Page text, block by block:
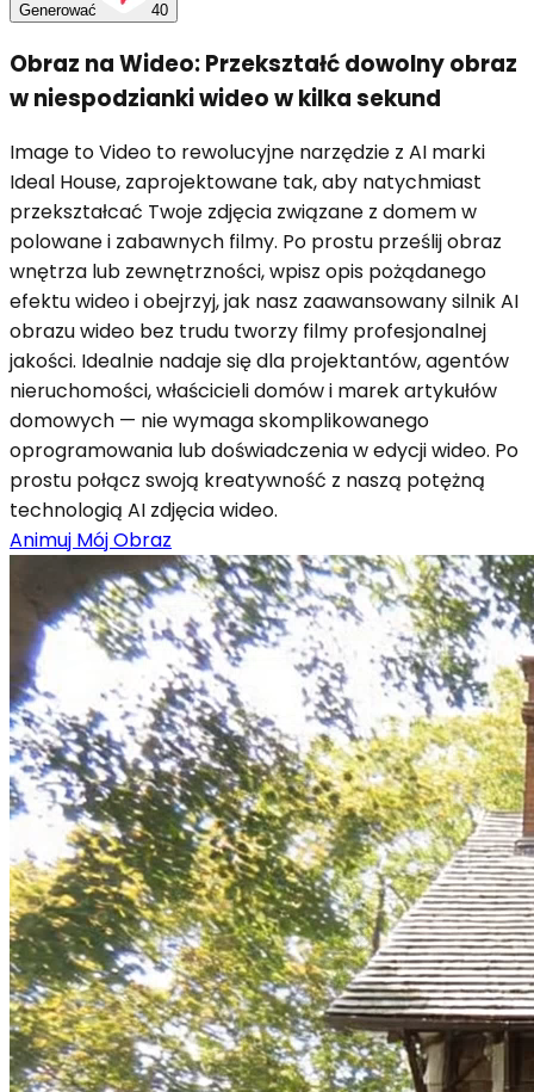
Generować 40
Obraz na Wideo: Przekształć dowolny obraz
w niespodzianki wideo w kilka sekund
Image to Video to rewolucyjne narzędzie z AI marki
Ideal House, zaprojektowane tak, aby natychmiast
przekształcać Twoje zdjęcia związane z domem w
polowane i zabawnych filmy. Po prostu prześlij obraz
wnętrza lub zewnętrzności, wpisz opis pożądanego
efektu wideo i obejrzyj, jak nasz zaawansowany silnik AI
obrazu wideo bez trudu tworzy filmy profesjonalnej
jakości. Idealnie nadaje się dla projektantów, agentów
nieruchomości, właścicieli domów i marek artykułów
domowych — nie wymaga skomplikowanego
oprogramowania lub doświadczenia w edycji wideo. Po
prostu połącz swoją kreatywność z naszą potężną
technologią AI zdjęcia wideo.
Animuj Mój Obraz